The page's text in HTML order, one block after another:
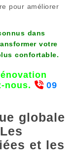
pour améliorer
dans
votre
confortable.
nous.
09
globale
et les